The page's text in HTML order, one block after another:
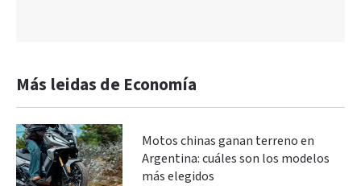
Más leidas de Economía
Motos chinas ganan terreno en
Argentina: cuáles son los modelos
más elegidos